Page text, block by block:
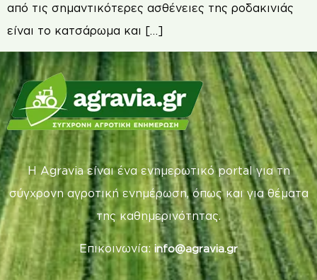
από τις σημαντικότερες ασθένειες της ροδακινιάς
είναι το κατσάρωμα και […]
Η Agravia είναι ένα ενημερωτικό portal για τη
σύγχρονη αγροτική ενημέρωση, όπως και για θέματα
της καθημερινότητας.
Επικοινωνία: info@agravia.gr